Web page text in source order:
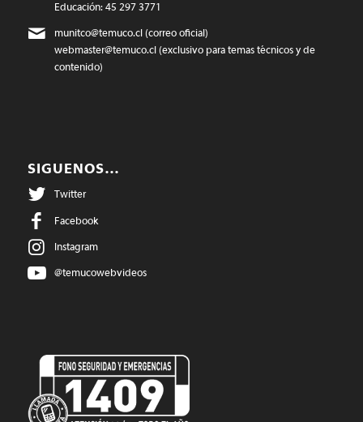
Educación: 45 297 3771
munitco@temuco.cl(correo oficial)
webmaster@temuco.cl(exclusivo para temas técnicos y de
contenido)
SIGUENOS…
Twitter
Facebook
Instagram
@temucowebvideos